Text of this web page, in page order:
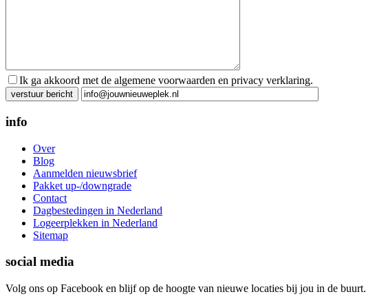
Ik ga akkoord met de algemene voorwaarden en privacy verklaring.
Gelieve dit veld leeg te laten.
info
Over
Blog
Aanmelden nieuwsbrief
Pakket up-/downgrade
Contact
Dagbestedingen in Nederland
Logeerplekken in Nederland
Sitemap
social media
Volg ons op Facebook en blijf op de hoogte van nieuwe locaties bij jou in de buurt.